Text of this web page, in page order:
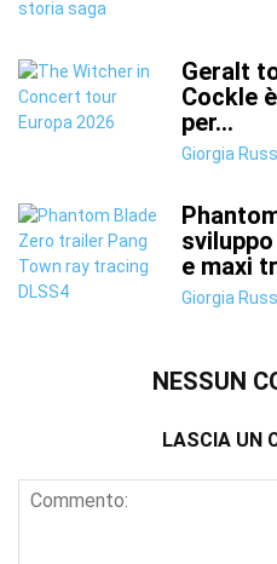
Geralt
Cockle
per...
Giorgia
e maxi
Giorgia
NESSUN
LASCIA UN